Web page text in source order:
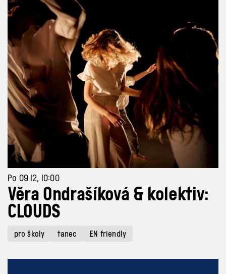
Po 09 12, 10:00
Věra Ondrašíková & kolektiv:
CLOUDS
pro školy tanec EN friendly